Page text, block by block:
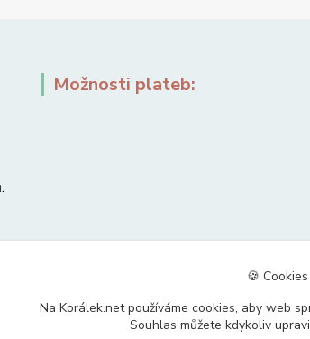
Možnosti plateb:
🍪
Na Korálek.net používáme cookies, aby web
Souhlas můžete kdykoliv